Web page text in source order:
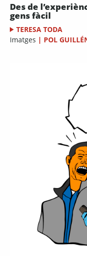
Des de
gens fàcil
TERESA TODA
Imatges | POL